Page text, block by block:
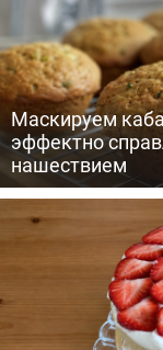
Маскируем
эффектно
нашествием